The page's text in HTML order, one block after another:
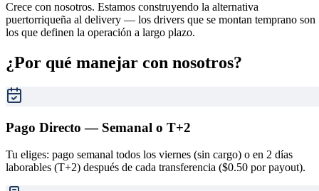
Crece con nosotros. Estamos construyendo la alternativa
puertorriqueña al delivery — los drivers que se montan temprano son
los que definen la operación a largo plazo.
¿Por qué manejar con nosotros?
Pago Directo — Semanal o T+2
Tu eliges: pago semanal todos los viernes (sin cargo) o en 2 días
laborables (T+2) después de cada transferencia ($0.50 por payout).